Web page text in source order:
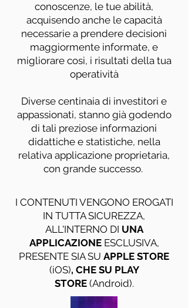
conoscenze, le tue abilità,
acquisendo anche le capacità
necessarie a prendere decisioni
maggiormente informate, e
migliorare cosi, i risultati della tua
operatività
Diverse centinaia di investitori e
appassionati, stanno già godendo
di tali preziose informazioni
didattiche e statistiche, nella
relativa applicazione proprietaria,
con grande successo.
I CONTENUTI VENGONO EROGATI
IN TUTTA SICUREZZA,
ALL'INTERNO DI UNA
APPLICAZIONEESCLUSIVA,
PRESENTE SIA SU APPLE STORE
(iOS), CHE SU PLAY
STORE(Android).